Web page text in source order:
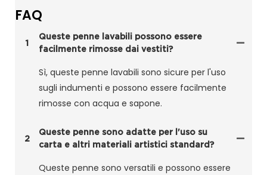
FAQ
1
Queste penne lavabili possono essere
facilmente rimosse dai vestiti?
Sì, queste penne lavabili sono sicure per l'uso
sugli indumenti e possono essere facilmente
rimosse con acqua e sapone.
2
Queste penne sono adatte per l'uso su
carta e altri materiali artistici standard?
Queste penne sono versatili e possono essere